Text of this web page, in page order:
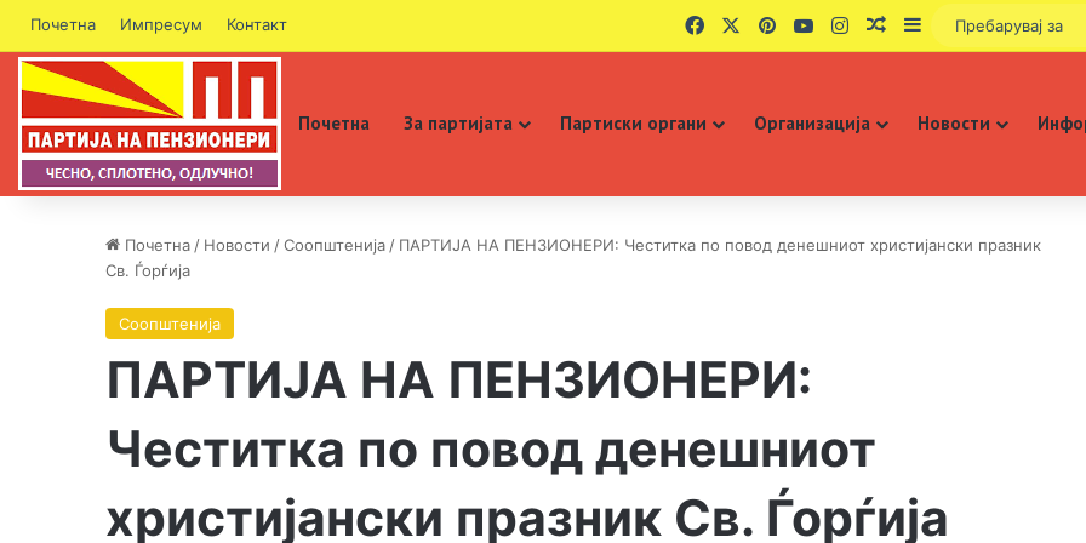
Почетна Импресум Контакт FacebookPinterestYouTubeInstagramСлучаен избор
Sidebar
Почетна За партијата Партиски органи Организација Новости
Почетна / Новости /Соопштенија / ПАРТИЈА НА ПЕНЗИОНЕРИ: Честитка по повод денешниот христијански празник
Св. Ѓорѓија
Соопштенија
ПАРТИЈА НА ПЕНЗИОНЕРИ:
Честитка по повод денешниот
христијански празник Св. Ѓорѓија